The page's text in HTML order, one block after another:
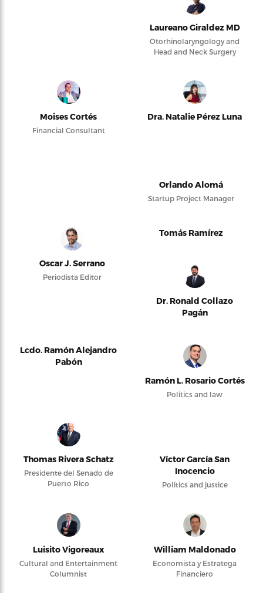
Laureano Giraldez MD
Otorhinolaryngology and
Head and Neck Surgery
Moises Cortés
Financial Consultant
Dra. Natalie Pérez Luna
Orlando Alomá
Startup Project Manager
Oscar J. Serrano
Periodista Editor
Tomás Ramírez
Dr. Ronald Collazo
Pagán
Lcdo. Ramón Alejandro
Pabón
Ramón L. Rosario Cortés
Politics and law
Thomas Rivera Schatz
Presidente del Senado de
Puerto Rico
Víctor García San
Inocencio
Politics and justice
Luisito Vigoreaux
Cultural and Entertainment
Columnist
William Maldonado
Economista y Estratega
Financiero